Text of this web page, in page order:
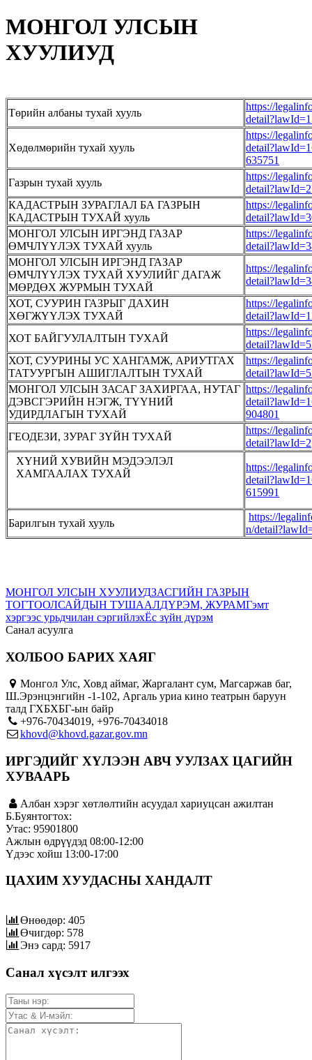
МОНГОЛ УЛСЫН
ХУУЛИУД
Төрийн албаны тухай хууль
https://
Хөдөлмөрийн тухай хууль
https://
635751
Газрын тухай хууль
https://
КАДАСТРЫН ЗУРАГЛАЛ БА ГАЗРЫН
КАДАСТРЫН ТУХАЙ хууль
https://
МОНГОЛ УЛСЫН ИРГЭНД ГАЗАР
ӨМЧЛҮҮЛЭХ ТУХАЙ хууль
https://
МОНГОЛ УЛСЫН ИРГЭНД ГАЗАР
ӨМЧЛҮҮЛЭХ ТУХАЙ ХУУЛИЙГ ДАГАЖ
МӨРДӨХ ЖУРМЫН ТУХАЙ
https://
ХОТ, СУУРИН ГАЗРЫГ ДАХИН
ХӨГЖҮҮЛЭХ ТУХАЙ
https://
ХОТ БАЙГУУЛАЛТЫН ТУХАЙ
https://
ХОТ, СУУРИНЫ УС ХАНГАМЖ, АРИУТГАХ
ТАТУУРГЫН АШИГЛАЛТЫН ТУХАЙ
https://
МОНГОЛ УЛСЫН ЗАСАГ ЗАХИРГАА, НУТАГ
ДЭВСГЭРИЙН НЭГЖ, ТҮҮНИЙ
УДИРДЛАГЫН ТУХАЙ
https://
904801
ГЕОДЕЗИ, ЗУРАГ ЗҮЙН ТУХАЙ
https://
detail?lawId=2
ХҮНИЙ ХУВИЙН МЭДЭЭЛЭЛ
ХАМГААЛАХ ТУХАЙ
https://
615991
Барилгын тухай хууль
https://
n/
МОНГОЛ УЛСЫН ХУУЛИУДЗАСГИЙН ГАЗРЫН
ТОГТООЛСАЙДЫН ТУШААЛДҮРЭМ, ЖУРАМГэмт
хэргээс урьдчилан сэргийлэхЁс зүйн дүрэм
Санал асуулга
ХОЛБОО БАРИХ ХАЯГ
Монгол Улс, Ховд аймаг, Жаргалант сум, Магсаржав баг,
Ш.Эрэнцэнгийн -1-102, Аргаль уриа кино театрын баруун
талд ГХБХБГ-ын байр
+976-70434019, +976-70434018
khovd@khovd.gazar.gov.mn
ИРГЭДИЙГ ХҮЛЭЭН АВЧ УУЛЗАХ ЦАГИЙН
ХУВААРЬ
Албан хэрэг хөтлөлтийн асуудал хариуцсан ажилтан
Б.Буянтогтох:
Утас: 95901800
Ажлын өдрүүдэд 08:00-12:00
Үдээс хойш 13:00-17:00
ЦАХИМ ХУУДАСНЫ ХАНДАЛТ
Өнөөдөр: 405
Өчигдөр: 578
Энэ сард: 5917
Санал хүсэлт илгээх